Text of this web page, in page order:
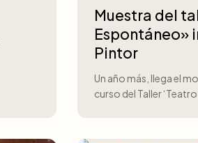
Muestra del
Espontáneo»
Pintor
Un año más, llega el
curso del Taller